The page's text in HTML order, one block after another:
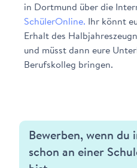
in Dortmund über die
SchülerOnline. Ihr könnt
Erhalt des
und müsst dann eure
Berufskolleg bringen.
Bewerben, wenn du
schon an einer